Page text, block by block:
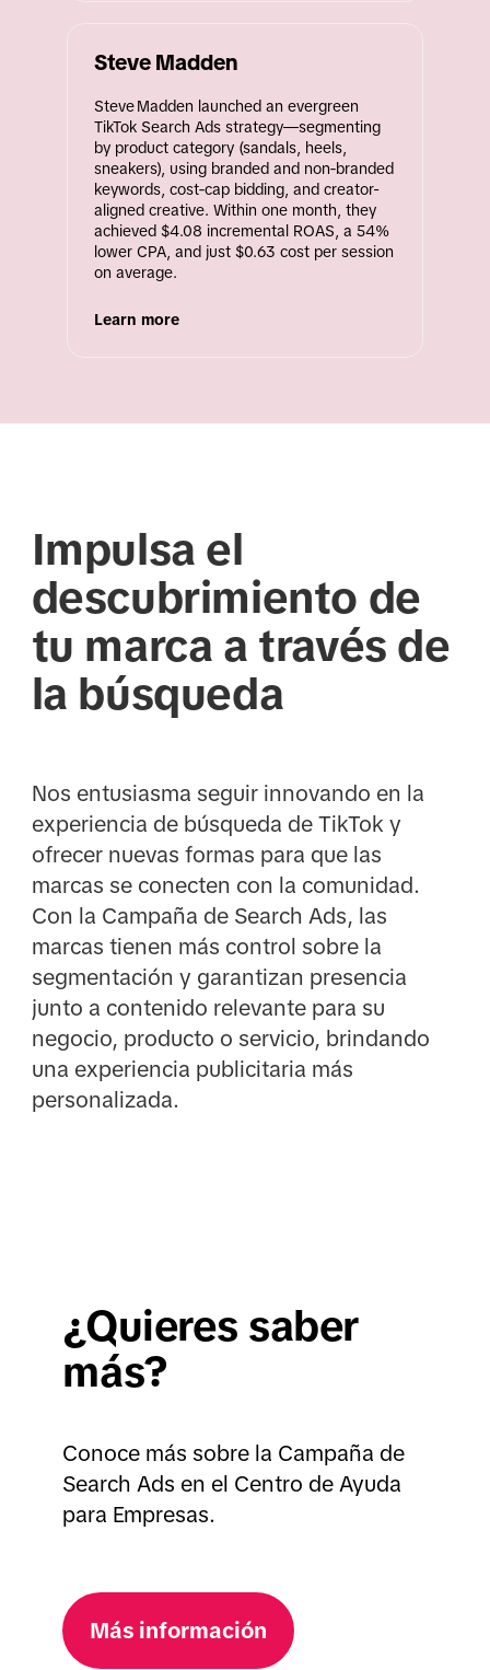
Steve Madden
Steve Madden launched an evergreen
TikTok Search Ads strategy—segmenting
by product category (sandals, heels,
sneakers), using branded and non‑branded
keywords, cost‑cap bidding, and creator-
aligned creative. Within one month, they
achieved $4.08 incremental ROAS, a 54%
lower CPA, and just $0.63 cost per session
on average.
Learn more
Impulsa el
descubrimiento de
tu marca a través de
la búsqueda
Nos entusiasma seguir innovando en la
experiencia de búsqueda de TikTok y
ofrecer nuevas formas para que las
marcas se conecten con la comunidad.
Con la Campaña de Search Ads, las
marcas tienen más control sobre la
segmentación y garantizan presencia
junto a contenido relevante para su
negocio, producto o servicio, brindando
una experiencia publicitaria más
personalizada.
¿Quieres saber
más?
Conoce más sobre la Campaña de
Search Ads en el Centro de Ayuda
para Empresas.
Más información